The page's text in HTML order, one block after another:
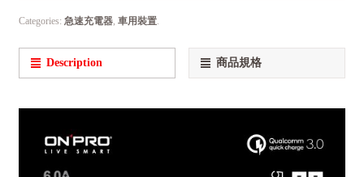
Categories: 急速充電器, 車用裝置.
Description 商品規格